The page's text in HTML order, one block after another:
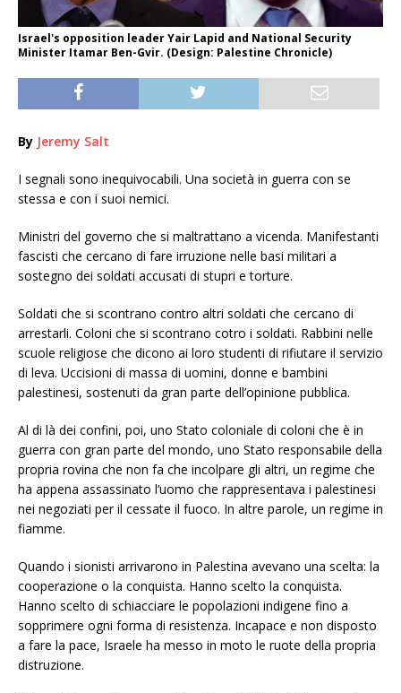
Israel's opposition leader Yair Lapid and National Security
Minister Itamar Ben-Gvir. (Design: Palestine Chronicle)
By Jeremy Salt
I segnali sono inequivocabili. Una società in guerra con se
stessa e con i suoi nemici.
Ministri del governo che si maltrattano a vicenda. Manifestanti
fascisti che cercano di fare irruzione nelle basi militari a
sostegno dei soldati accusati di stupri e torture.
Soldati che si scontrano contro altri soldati che cercano di
arrestarli. Coloni che si scontrano cotro i soldati. Rabbini nelle
scuole religiose che dicono ai loro studenti di rifiutare il servizio
di leva. Uccisioni di massa di uomini, donne e bambini
palestinesi, sostenuti da gran parte dell’opinione pubblica.
Al di là dei confini, poi, uno Stato coloniale di coloni che è in
guerra con gran parte del mondo, uno Stato responsabile della
propria rovina che non fa che incolpare gli altri, un regime che
ha appena assassinato l’uomo che rappresentava i palestinesi
nei negoziati per il cessate il fuoco. In altre parole, un regime in
fiamme.
Quando i sionisti arrivarono in Palestina avevano una scelta: la
cooperazione o la conquista. Hanno scelto la conquista.
Hanno scelto di schiacciare le popolazioni indigene fino a
sopprimere ogni forma di resistenza. Incapace e non disposto
a fare la pace, Israele ha messo in moto le ruote della propria
distruzione.